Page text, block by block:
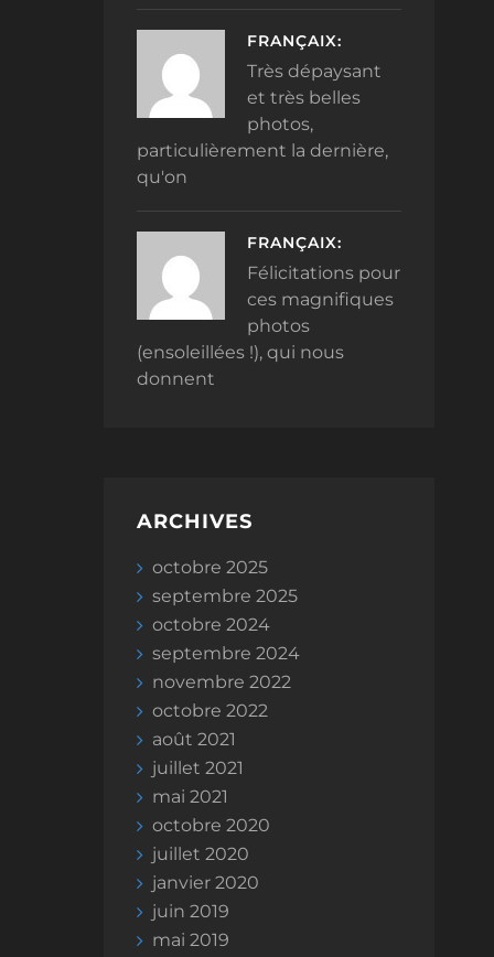
FRANÇAIX:
Très dépaysant
et très belles
photos,
particulièrement la dernière,
qu'on
FRANÇAIX:
Félicitations pour
ces magnifiques
photos
(ensoleillées !), qui nous
donnent
ARCHIVES
octobre 2025
septembre 2025
octobre 2024
septembre 2024
novembre 2022
octobre 2022
août 2021
juillet 2021
mai 2021
octobre 2020
juillet 2020
janvier 2020
juin 2019
mai 2019